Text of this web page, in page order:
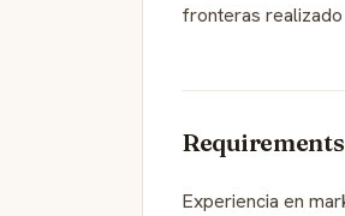
fronteras
Requirements
Experiencia en